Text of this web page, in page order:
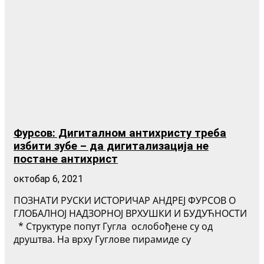
Фурсов: Дигиталном антихристу треба
избити зубе – да дигитализација не
постане антихрист
октобар 6, 2021
ПОЗНАТИ РУСКИ ИСТОРИЧАР АНДРЕЈ ФУРСОВ О
ГЛОБАЛНОЈ НАДЗОРНОЈ ВРХУШКИ И БУДУЋНОСТИ
* Структуре попут Гугла ослобођене су од
друштва. На врху Гуглове пирамиде су